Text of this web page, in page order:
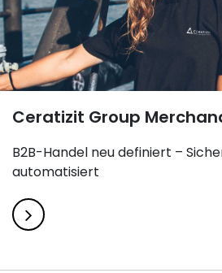
Ceratizit Group
B2B-Handel neu definiert –
automatisiert